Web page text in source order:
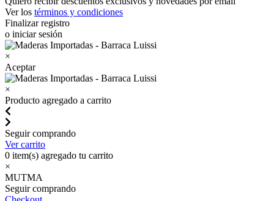
Ver los términos y condiciones
Finalizar registro
o iniciar sesión
×
Aceptar
×
Producto agregado a carrito
Seguir comprando
Ver carrito
0 item(s) agregado tu carrito
×
MUTMA
Seguir comprando